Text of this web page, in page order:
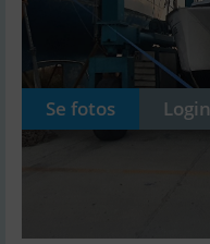
Se fotos Login